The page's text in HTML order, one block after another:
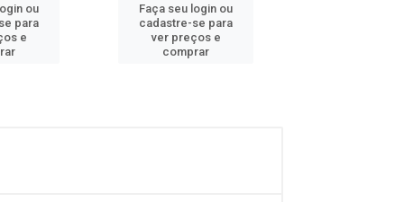
ou
para
e
Faça seu login ou
cadastre-se para
ver preços e
comprar